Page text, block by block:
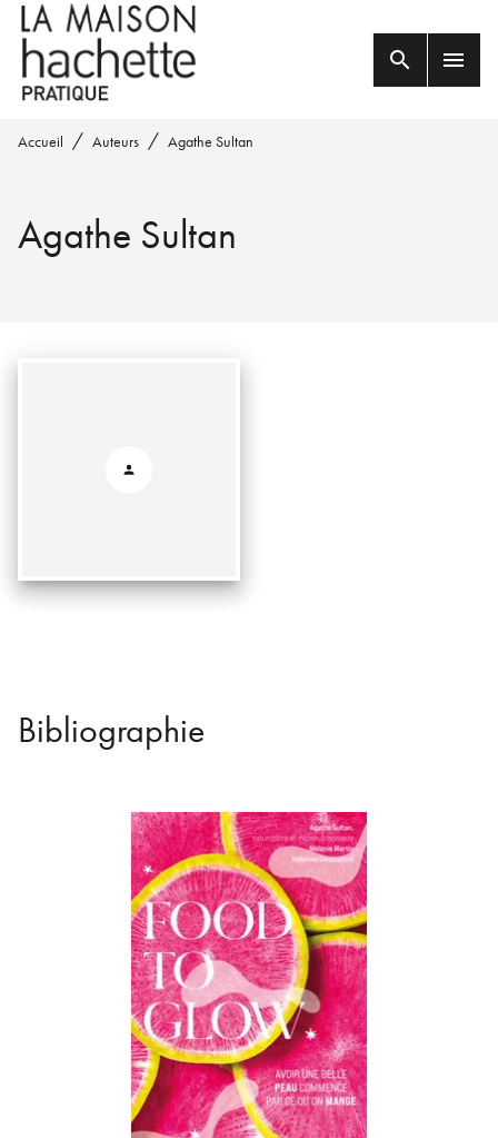
MENU RECHERCHE
PIED DE PAGE
search menu
Accueil / Auteurs / Agathe Sultan
Agathe Sultan
Bibliographie